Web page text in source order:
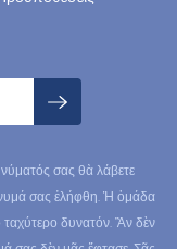
σας θὰ λάβετε
σας ἐλήφθη. Ἡ ὁμάδα
δυνατόν. Ἂν δὲν